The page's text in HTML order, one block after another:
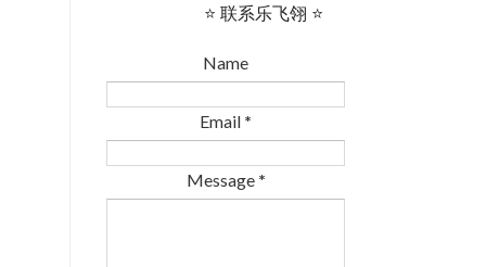
⭐ 联系乐飞翎 ⭐
Name
Email *
Message *